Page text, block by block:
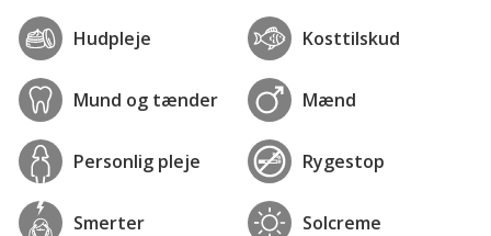
Hudpleje Kosttilskud
Mund og tænder Mænd
Personlig pleje Rygestop
Smerter Solcreme